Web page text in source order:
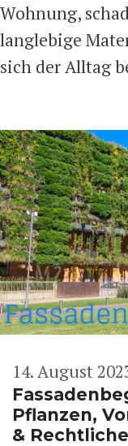
Wohnung,
langlebige
sich der Alltag
Pflanzen,
&
14. August